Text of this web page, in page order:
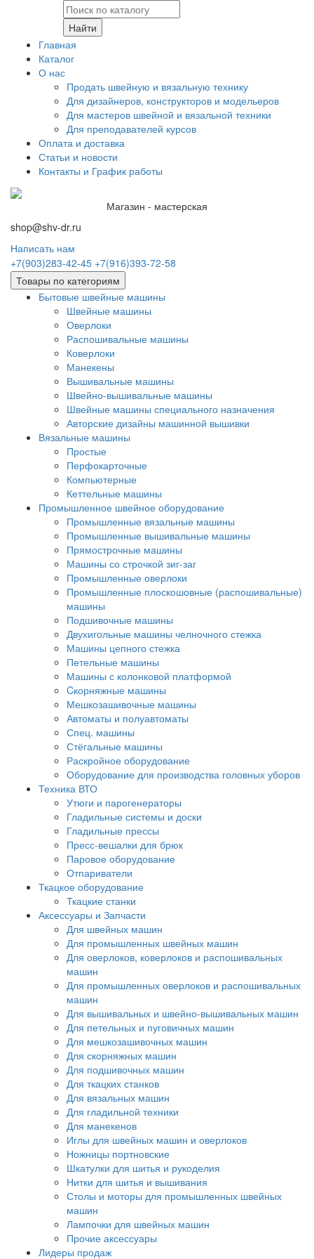
Найти
Главная
Каталог
О нас
Продать швейную и вязальную технику
Для дизайнеров, конструкторов и модельеров
Для мастеров швейной и вязальной техники
Для преподавателей курсов
Оплата и доставка
Статьи и новости
Контакты и График работы
Магазин - мастерская
shop@shv-dr.ru
Написать нам
+7(903)283-42-45 +7(916)393-72-58
Товары по категориям
Бытовые швейные машины
Швейные машины
Оверлоки
Распошивальные машины
Коверлоки
Манекены
Вышивальные машины
Швейно-вышивальные машины
Швейные машины специального назначения
Авторские дизайны машинной вышивки
Вязальные машины
Простые
Перфокарточные
Компьютерные
Кеттельные машины
Промышленное швейное оборудование
Промышленные вязальные машины
Промышленные вышивальные машины
Прямострочные машины
Машины со строчкой зиг-заг
Промышленные оверлоки
Промышленные плоскошовные (распошивальные)
машины
Подшивочные машины
Двухигольные машины челночного стежка
Машины цепного стежка
Петельные машины
Машины с колонковой платформой
Cкорняжные машины
Мешкозашивочные машины
Автоматы и полуавтоматы
Спец. машины
Стёгальные машины
Раскройное оборудование
Оборудование для производства головных уборов
Техника ВТО
Утюги и парогенераторы
Гладильные системы и доски
Гладильные прессы
Пресс-вешалки для брюк
Паровое оборудование
Отпариватели
Ткацкое оборудование
Ткацкие станки
Аксессуары и Запчасти
Для швейных машин
Для промышленных швейных машин
Для оверлоков, коверлоков и распошивальных
машин
Для промышленных оверлоков и распошивальных
машин
Для вышивальных и швейно-вышивальных машин
Для петельных и пуговичных машин
Для мешкозашивочных машин
Для скорняжных машин
Для подшивочных машин
Для ткацких станков
Для вязальных машин
Для гладильной техники
Для манекенов
Иглы для швейных машин и оверлоков
Ножницы портновские
Шкатулки для шитья и рукоделия
Нитки для шитья и вышивания
Столы и моторы для промышленных швейных
машин
Лампочки для швейных машин
Прочие аксессуары
Лидеры продаж